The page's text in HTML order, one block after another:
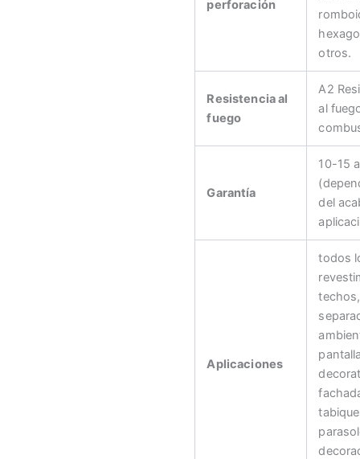
perforación
otros.
Resistencia al
fuego
A2
al
Garantía
10-15
del
Aplicaciones
todos
techos,